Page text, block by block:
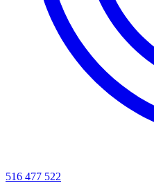
516 477 522